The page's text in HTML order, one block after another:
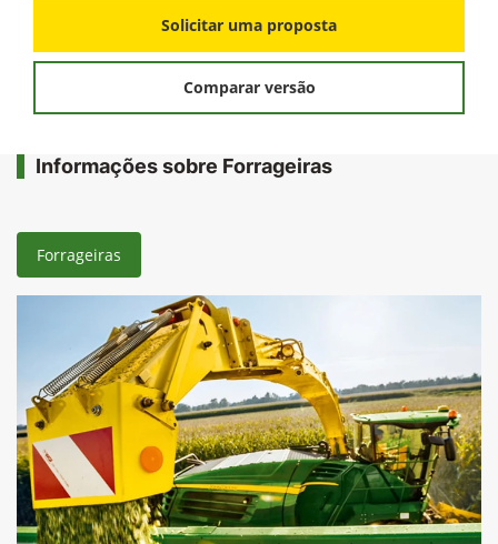
Solicitar uma proposta
Comparar versão
Informações sobre Forrageiras
Forrageiras